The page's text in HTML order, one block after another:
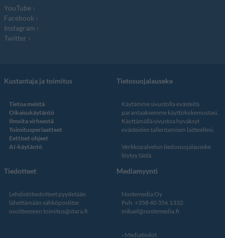
YouTube
Facebook
Instagram
Twitter
Kustantaja ja toimitus
Tietoa meistä
Oikaisukäytäntö
Ilmoita virheestä
Toimitusperiaatteet
Eettiset ohjeet
AI-käytäntö
Tietosuojalauseke
Käytämme sivustolla evästeitä
parantaaksemme käyttökokemustasi.
Käyttämällä sivustoa hyväksyt
evästeiden tallentamisen laitteellesi.
Verkkopalvelun tiedosuojalauseke
löytyy tästä.
Tiedotteet
Lehdistötiedotteet pyydetään
lähettämään sähköpostitse
osoitteeseen toimitus@stara.fi
Mediamyynti
Nostemedia Oy
Puh. +358 40 356 1332
mikael@nostemedia.fi
Mediatiedot